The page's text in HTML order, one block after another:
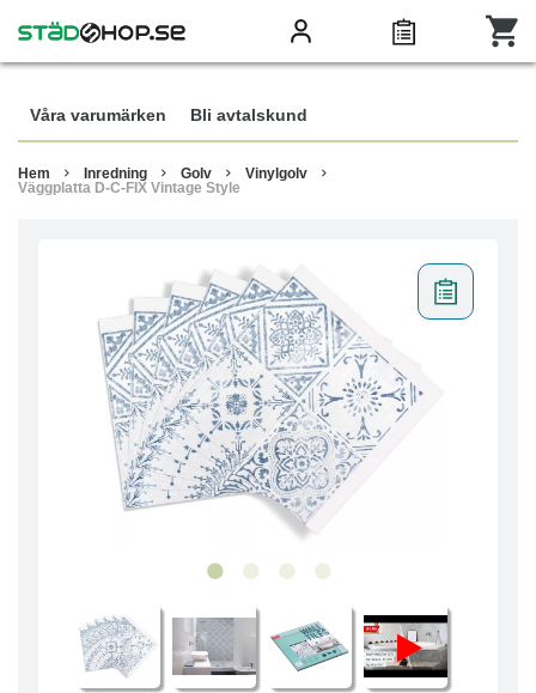
Våra varumärken Bli avtalskund
Hem Inredning Golv
Vinylgolv
Väggplatta D-C-FIX Vintage Style